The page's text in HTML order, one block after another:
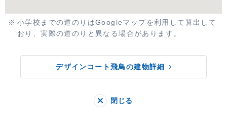
小学校までの道のりはGoogleマップを利用して算出して
おり、実際の道のりと異なる場合があります。
デザインコート飛鳥の建物詳細
閉じる